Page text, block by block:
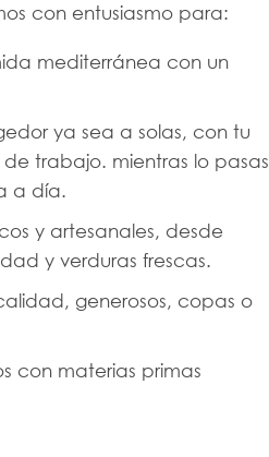
con entusiasmo para:
mediterránea con un
ya sea a solas, con tu
trabajo. mientras lo pasas
a día.
y artesanales, desde
y verduras frescas.
generosos, copas o
con materias primas